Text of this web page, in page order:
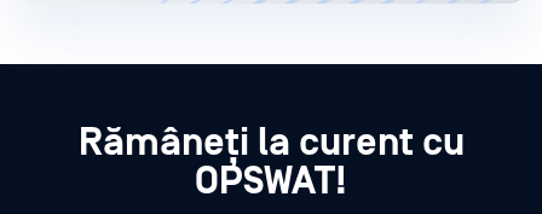
Rămâneți la curent cu
OPSWAT!